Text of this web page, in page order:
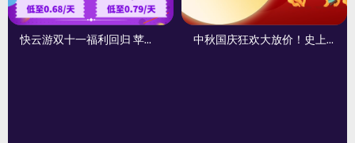
快云游双十一福利回归 苹果云手机低至0.68/天 中秋国庆狂欢大放价！史上最低价 爆款苹果云手机低至0.68元/天！